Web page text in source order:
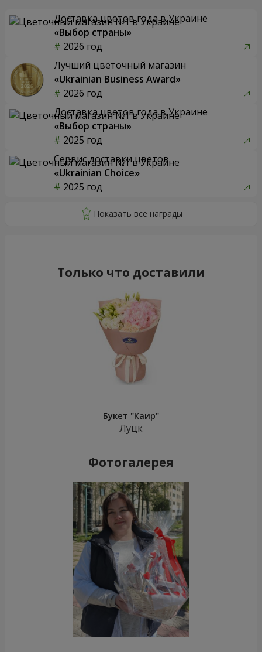
Доставка цветов года в Украине
«Выбор страны»
2026 год
Лучший цветочный магазин
«Ukrainian Business Award»
2026 год
Доставка цветов года в Украине
«Выбор страны»
2025 год
Сервис доставки цветов
«Ukrainian Choice»
2025 год
Только что доставили
Букет "Каир"
Луцк
Фотогалерея